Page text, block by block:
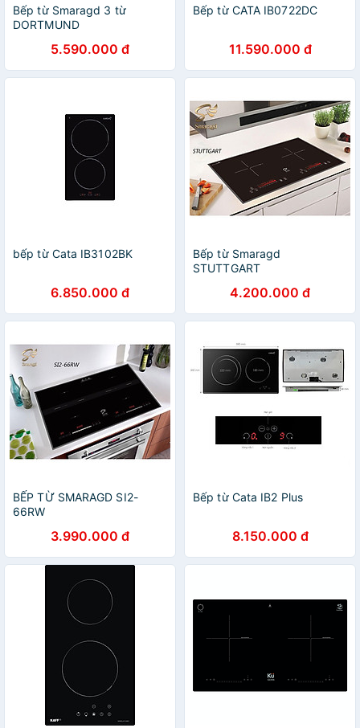
Bếp từ Smaragd 3 từ
DORTMUND
5.590.000 đ
Bếp từ CATA IB0722DC
11.590.000 đ
bếp từ Cata IB3102BK
6.850.000 đ
Bếp từ Smaragd
STUTTGART
4.200.000 đ
BẾP TỪ SMARAGD SI2-
66RW
3.990.000 đ
Bếp từ Cata IB2 Plus
8.150.000 đ